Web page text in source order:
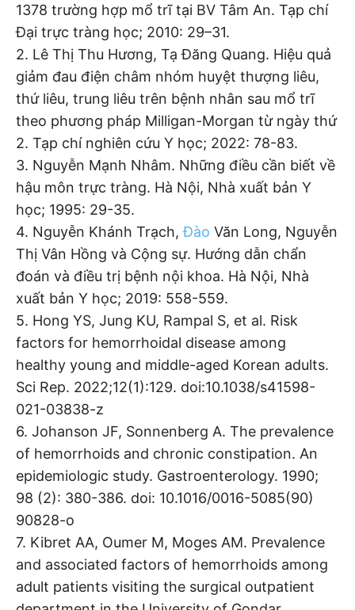
1378 trường hợp mổ trĩ tại BV Tâm An. Tạp chí
Đại trực tràng học; 2010: 29–31.
2. Lê Thị Thu Hương, Tạ Đăng Quang. Hiệu quả
giảm đau điện châm nhóm huyệt thượng liêu,
thứ liêu, trung liêu trên bệnh nhân sau mổ trĩ
theo phương pháp Milligan-Morgan từ ngày thứ
2. Tạp chí nghiên cứu Y học; 2022: 78-83.
3. Nguyễn Mạnh Nhâm. Những điều cần biết về
hậu môn trực tràng. Hà Nội, Nhà xuất bản Y
học; 1995: 29-35.
4. Nguyễn Khánh Trạch,Đào Văn Long, Nguyễn
Thị Vân Hồng và Cộng sự. Hướng dẫn chẩn
đoán và điều trị bệnh nội khoa. Hà Nội, Nhà
xuất bản Y học; 2019: 558-559.
5. Hong YS, Jung KU, Rampal S, et al. Risk
factors for hemorrhoidal disease among
healthy young and middle-aged Korean adults.
Sci Rep. 2022;12(1):129. doi:10.1038/s41598-
021-03838-z
6. Johanson JF, Sonnenberg A. The prevalence
of hemorrhoids and chronic constipation. An
epidemiologic study. Gastroenterology. 1990;
98 (2): 380-386. doi: 10.1016/0016-5085(90)
90828-o
7. Kibret AA, Oumer M, Moges AM. Prevalence
and associated factors of hemorrhoids among
adult patients visiting the surgical outpatient